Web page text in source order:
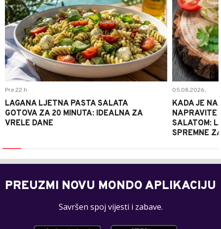
Pre 22 h
LAGANA LJETNA PASTA SALATA
GOTOVA ZA 20 MINUTA: IDEALNA ZA
VRELE DANE
05.08.2026.
KADA JE
NAPRAVITE
SALATOM:
SPREMNE
PREUZMI NOVU MONDO APLIKACIJU
Savršen spoj vijesti i zabave.